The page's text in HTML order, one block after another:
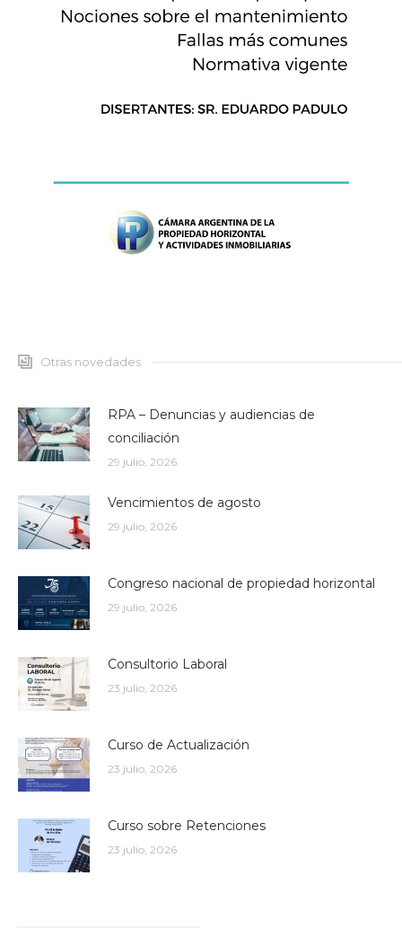
Otras novedades
RPA – Denuncias y audiencias de
conciliación
29 julio, 2026
Vencimientos de agosto
29 julio, 2026
Congreso nacional de propiedad horizontal
29 julio, 2026
Consultorio Laboral
23 julio, 2026
Curso de Actualización
23 julio, 2026
Curso sobre Retenciones
23 julio, 2026